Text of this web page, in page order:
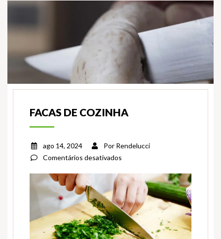
FACAS DE COZINHA
ago 14, 2024 Por Rendelucci
Comentários desativadosem
de
cozinha